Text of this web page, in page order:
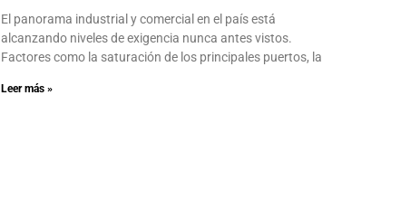
El panorama industrial y comercial en el país está
alcanzando niveles de exigencia nunca antes vistos.
Factores como la saturación de los principales puertos, la
Leer más »